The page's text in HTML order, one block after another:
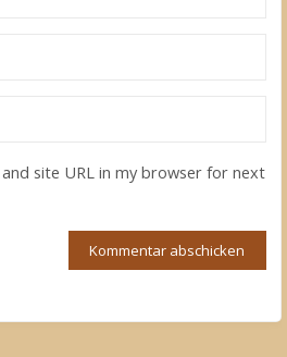
and site URL in my browser for next